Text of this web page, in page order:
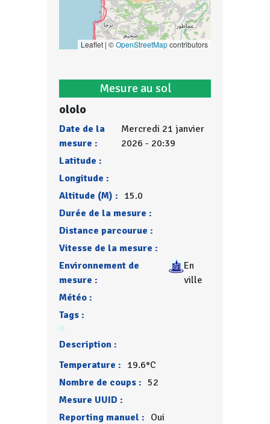
Leaflet | ©OpenStreetMapcontributors
Mesure au sol
ololo
Date de la
mesure :
Mercredi 21 janvier
2026 - 20:39
Latitude :
Longitude :
Altitude (M) : 15.0
Durée de la mesure :
Distance parcourue :
Vitesse de la mesure :
Environnement de
mesure :
En
ville
Météo :
Tags :
Description :
Temperature : 19.6°C
Nombre de coups : 52
Mesure UUID :
Reporting manuel : Oui